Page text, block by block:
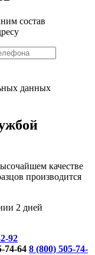
состав
данных
качестве
производится
92
74-64 8 (800) 505-74-